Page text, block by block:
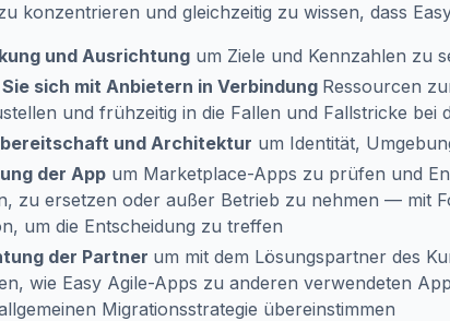
konzentrieren und gleichzeitig zu wissen, dass
und Ausrichtung um Ziele und Kennzahlen zu
sich mit Anbietern in Verbindung Ressourcen
und frühzeitig in die Fallen und Fallstricke bei
und Architektur um Identität,
der App um Marketplace-Apps zu prüfen und
zu ersetzen oder außer Betrieb zu nehmen — mit
um die Entscheidung zu treffen
der Partner um mit dem Lösungspartner des
wie Easy Agile-Apps zu anderen verwendeten
Migrationsstrategie übereinstimmen